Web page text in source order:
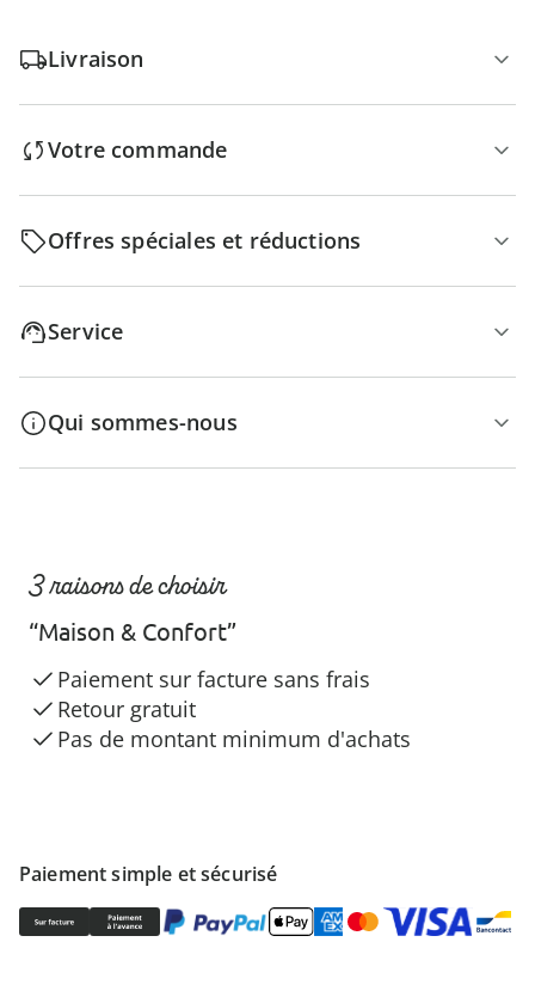
Livraison
Votre commande
Offres spéciales et réductions
Service
Qui sommes-nous
Paiement simple et sécurisé
3 raisons de choisir
“Maison & Confort”
Paiement sur facture sans frais
Retour gratuit
Pas de montant minimum d'achats